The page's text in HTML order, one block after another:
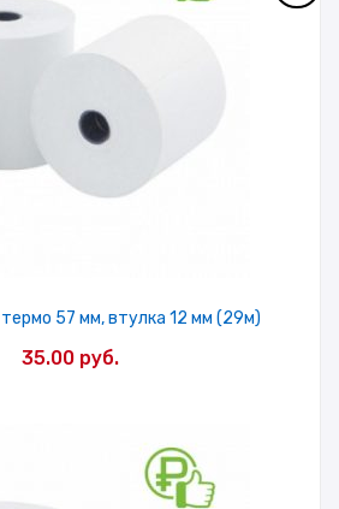
57 мм, втулка 12 мм (29м)
35.00 руб.